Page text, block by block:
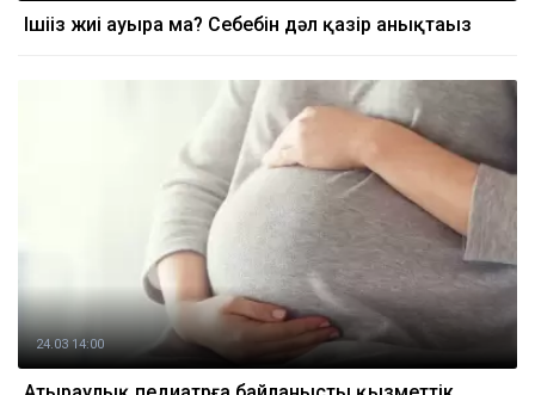
Ішіңіз жиі ауыра ма? Себебін дәл қазір анықтаңыз
24.03 14:00